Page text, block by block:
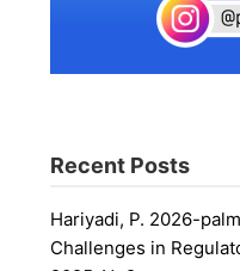
Recent Posts
Hariyadi, P. 2026-
Challenges in